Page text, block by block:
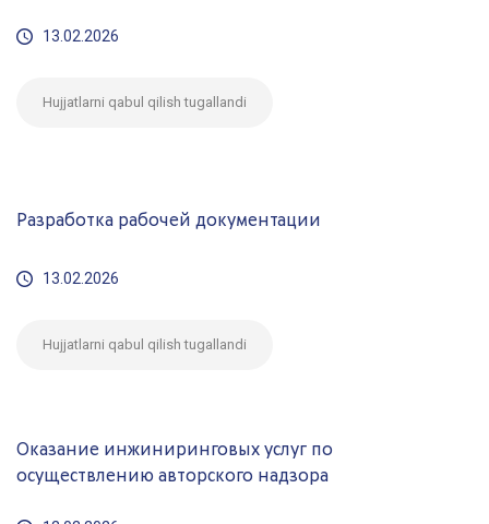
13.02.2026
Hujjatlarni qabul qilish tugallandi
Разработка рабочей документации
13.02.2026
Hujjatlarni qabul qilish tugallandi
Оказание инжиниринговых услуг по
осуществлению авторского надзора